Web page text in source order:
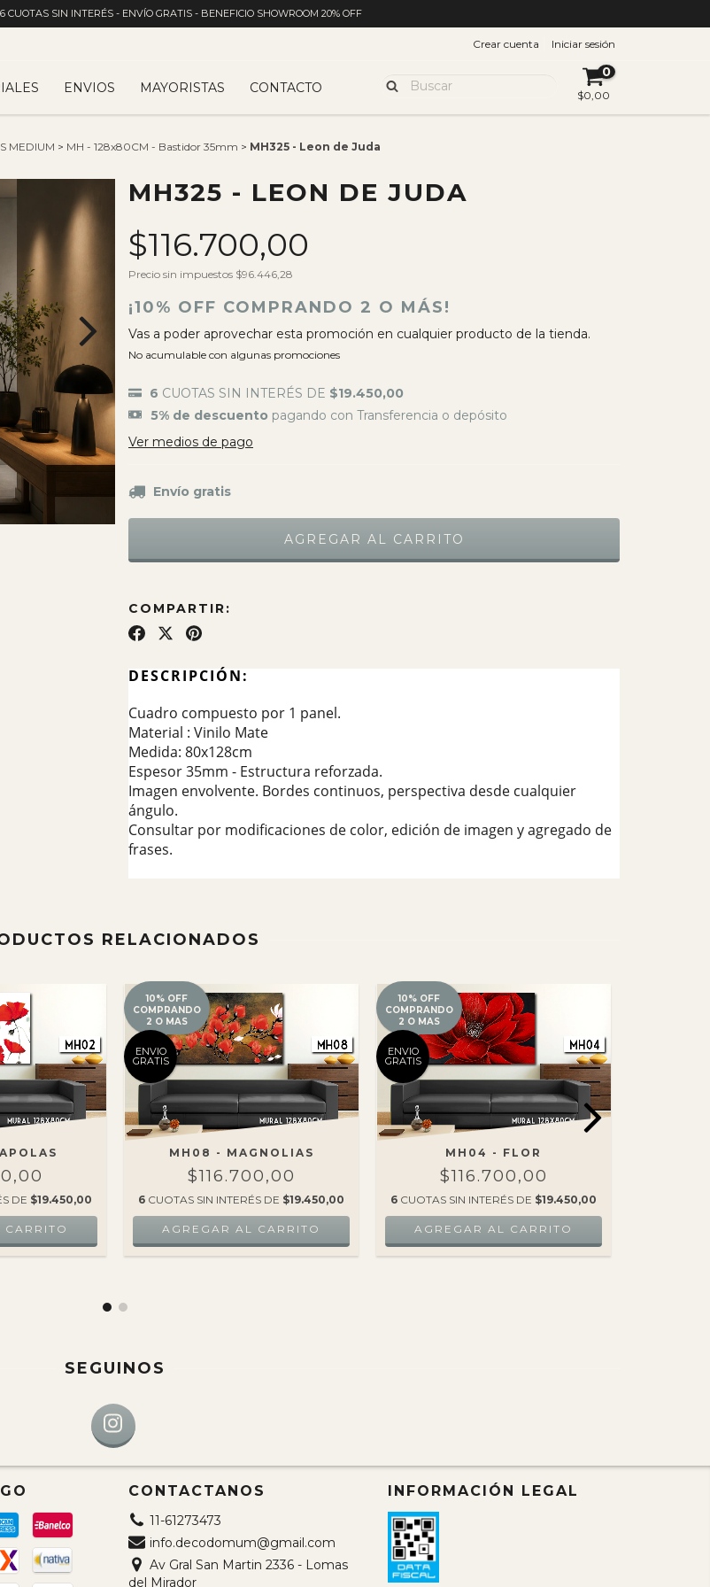
CUOTAS SIN INTERÉS - ENVÍO GRATIS - BENEFICIO SHOWROOM 20% OFF
Crear cuenta Iniciar sesión
ENVIOS MAYORISTAS CONTACTO
0
$0,00
MEDIUM > MH - 128x80CM - Bastidor 35mm > MH325 - Leon de Juda
MH325 - LEON DE JUDA
$116.700,00
Precio sin impuestos $96.446,28
¡10% OFF COMPRANDO 2 O MÁS!
Vas a poder aprovechar esta promoción en cualquier producto de la tienda.
No acumulable con algunas promociones
6 CUOTAS SIN INTERÉS DE $19.450,00
5% de descuento pagando con Transferencia o depósito
Ver medios de pago
Envío gratis
COMPARTIR:
DESCRIPCIÓN:
Cuadro compuesto por 1 panel.
Material : Vinilo Mate
Medida: 80x128cm
Espesor 35mm - Estructura reforzada.
Imagen envolvente. Bordes continuos, perspectiva desde cualquier
ángulo.
Consultar por modificaciones de color, edición de imagen y agregado de
frases.
RELACIONADOS
DE $19.450,00
10% OFF
COMPRANDO
2 O MAS
ENVIO
GRATIS
MH08 - MAGNOLIAS
$116.700,00
6 CUOTAS SIN INTERÉS DE $19.450,00
10% OFF
COMPRANDO
2 O MAS
ENVIO
GRATIS
MH04 - FLOR
$116.700,00
6 CUOTAS SIN INTERÉS DE $19.450,00
SEGUINOS
CONTACTANOS
11-61273473
info.decodomum@gmail.com
Av Gral San Martin 2336 - Lomas
del Mirador
INFORMACIÓN LEGAL